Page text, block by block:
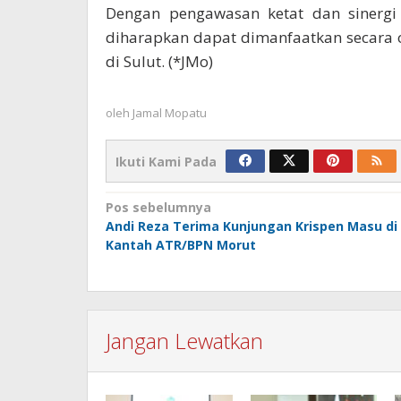
Dengan pengawasan ketat dan
diharapkan dapat dimanfaatkan
di Sulut. (*JMo)
oleh Jamal Mopatu
Ikuti Kami Pada
Navigasi
pos
Pos sebelumnya
Andi Reza Terima Kunjungan Krispen Masu di
Kantah ATR/BPN Morut
Jangan Lewatkan